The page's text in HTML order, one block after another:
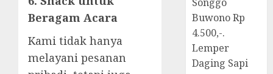
Beragam Acara
Kami tidak hanya
melayani pesanan
Buwono Rp
4.500,-.
Lemper
Daging Sapi